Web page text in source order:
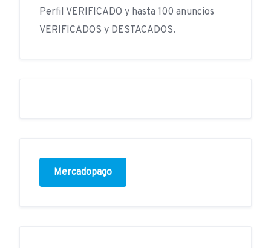
Perfil VERIFICADO y hasta 100 anuncios
VERIFICADOS y DESTACADOS.
Mercadopago